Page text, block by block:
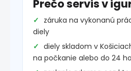
Prečo servis v
záruka na vykonanú
diely
diely skladom v
na počkanie alebo do 24